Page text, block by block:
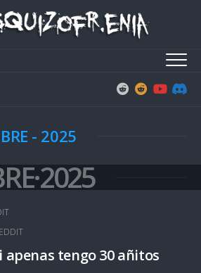
- 2025
apenas tengo 30 añitos